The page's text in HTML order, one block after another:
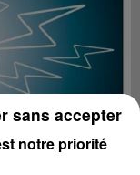
notre priorité
sans accepter